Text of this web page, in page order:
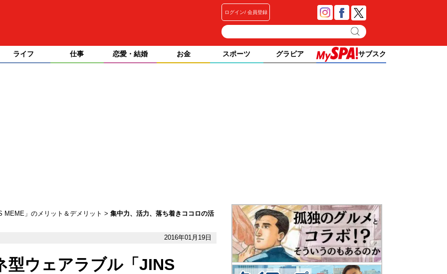
ログイン 会員登録
ライフ 仕事 恋愛・結婚 お金 スポーツ グラビア サブスク
」のメリット＆デメリット 集中力、活力、落ち着きココロの活
2016年01月19日
型ウェアラブル「JINS